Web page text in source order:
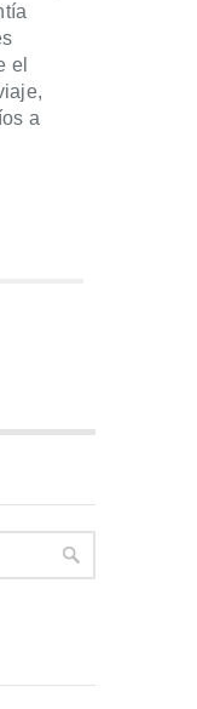
el
a